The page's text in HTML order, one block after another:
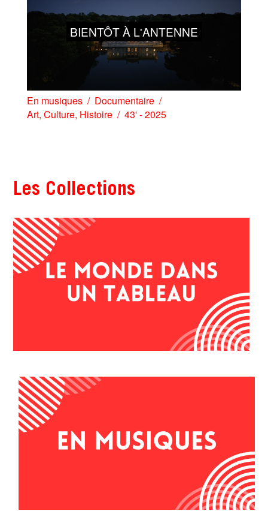
BIENTÔT À L'ANTENNE
En musiques
Documentaire
Art, Culture, Histoire 43' - 2025
Les Collections